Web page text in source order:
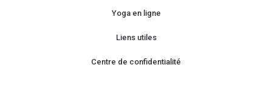
Yoga en ligne
Liens utiles
Centre de confidentialité